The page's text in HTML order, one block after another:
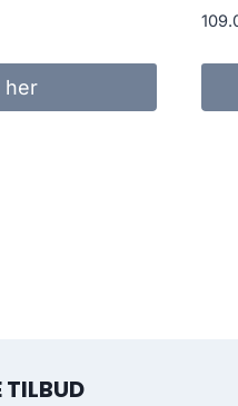
her
TILBUD